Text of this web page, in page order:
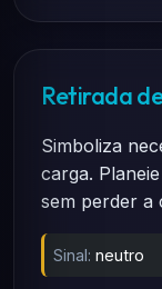
Retirada
Simboliza
carga.
sem perder a
Sinal: neutro